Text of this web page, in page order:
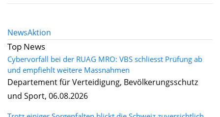
NewsAktion
Top News
Cybervorfall bei der RUAG MRO: VBS schliesst Prüfung ab
und empfiehlt weitere Massnahmen
Departement für Verteidigung, Bevölkerungsschutz
und Sport, 06.08.2026